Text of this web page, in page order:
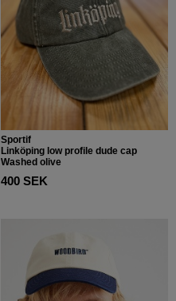
Sportif
Linköping low profile dude cap
Washed olive
400 SEK